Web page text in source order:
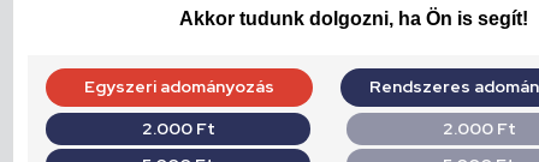
Akkor tudunk dolgozni, ha Ön is segít!